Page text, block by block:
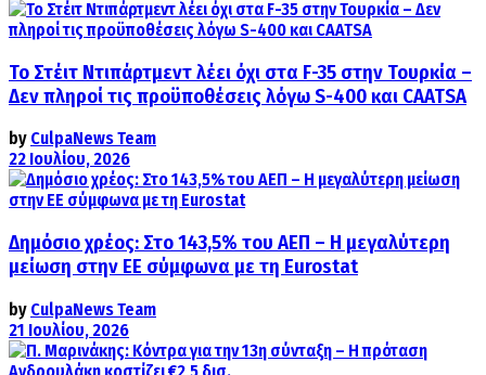
Το Στέιτ Ντιπάρτμεντ λέει όχι στα F-35 στην Τουρκία –
Δεν πληροί τις προϋποθέσεις λόγω S-400 και CAATSA
by CulpaNews Team
22 Ιουλίου, 2026
Δημόσιο χρέος: Στο 143,5% του ΑΕΠ – Η μεγαλύτερη
μείωση στην ΕΕ σύμφωνα με τη Eurostat
by CulpaNews Team
21 Ιουλίου, 2026